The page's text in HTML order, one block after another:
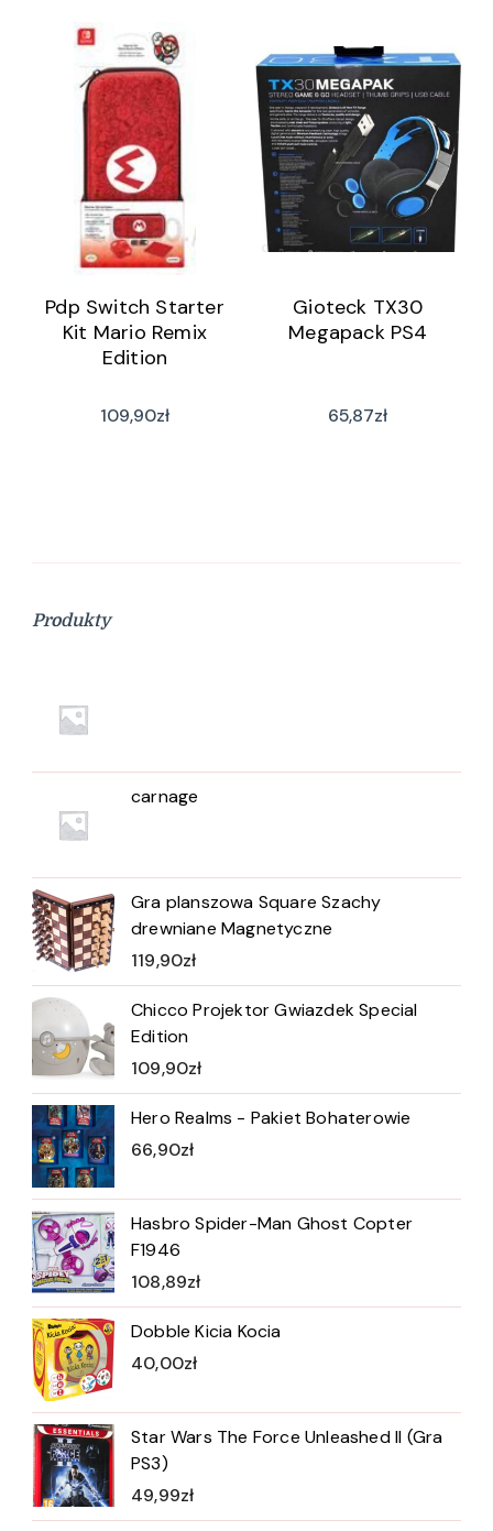
Pdp Switch Starter
Kit Mario Remix
Edition
109,90zł
Gioteck TX30
Megapack PS4
65,87zł
Produkty
carnage
Gra planszowa Square Szachy
drewniane Magnetyczne
119,90zł
Chicco Projektor Gwiazdek Special
Edition
109,90zł
Hero Realms - Pakiet Bohaterowie
66,90zł
Hasbro Spider-Man Ghost Copter
F1946
108,89zł
Dobble Kicia Kocia
40,00zł
Star Wars The Force Unleashed II (Gra
PS3)
49,99zł